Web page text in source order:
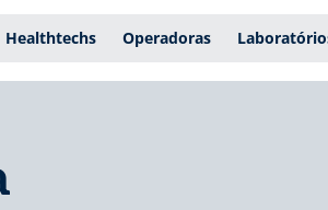
Healthtechs Operadoras